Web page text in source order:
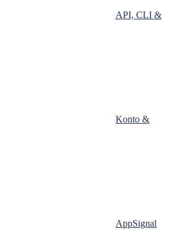
API, CLI &
Konto &
AppSignal